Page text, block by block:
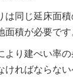
は同じ延床面
積が必要です
より建ぺい率
ければならない